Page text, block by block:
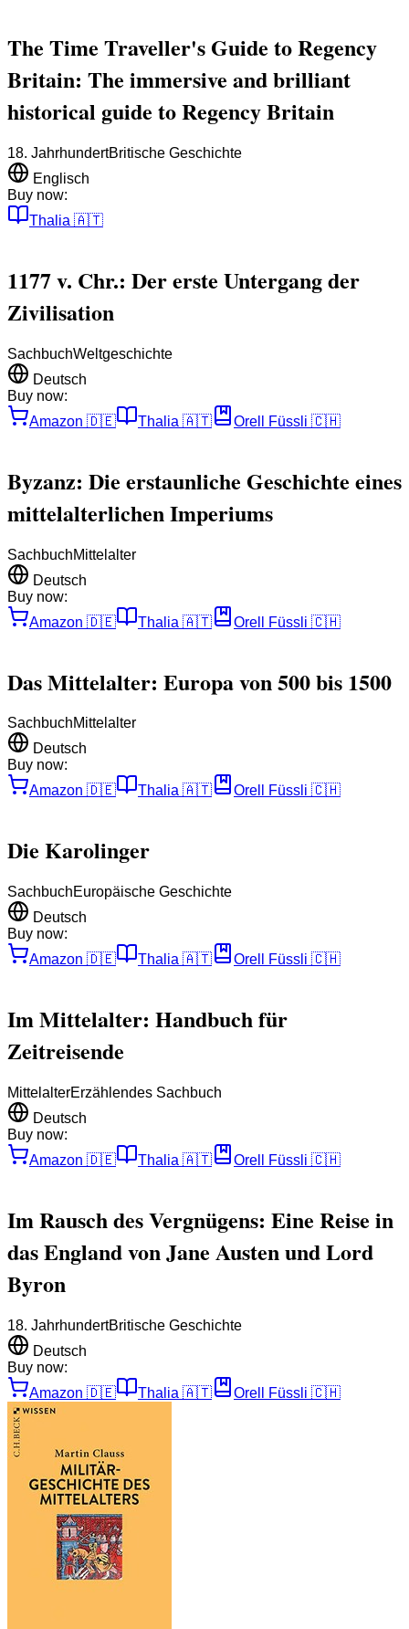
The Time Traveller's Guide to Regency
Britain: The immersive and brilliant
historical guide to Regency Britain
18. JahrhundertBritische Geschichte
Englisch
Buy now:
Thalia 🇦🇹
1177 v. Chr.: Der erste Untergang der
Zivilisation
SachbuchWeltgeschichte
Deutsch
Buy now:
Amazon 🇩🇪 Thalia 🇦🇹 Orell Füssli 🇨🇭
Byzanz: Die erstaunliche Geschichte eines
mittelalterlichen Imperiums
SachbuchMittelalter
Deutsch
Buy now:
Amazon 🇩🇪 Thalia 🇦🇹 Orell Füssli 🇨🇭
Das Mittelalter: Europa von 500 bis 1500
SachbuchMittelalter
Deutsch
Buy now:
Amazon 🇩🇪 Thalia 🇦🇹 Orell Füssli 🇨🇭
Die Karolinger
SachbuchEuropäische Geschichte
Deutsch
Buy now:
Amazon 🇩🇪 Thalia 🇦🇹 Orell Füssli 🇨🇭
Im Mittelalter: Handbuch für
Zeitreisende
MittelalterErzählendes Sachbuch
Deutsch
Buy now:
Amazon 🇩🇪 Thalia 🇦🇹 Orell Füssli 🇨🇭
Im Rausch des Vergnügens: Eine Reise in
das England von Jane Austen und Lord
Byron
18. JahrhundertBritische Geschichte
Deutsch
Buy now:
Amazon 🇩🇪 Thalia 🇦🇹 Orell Füssli 🇨🇭